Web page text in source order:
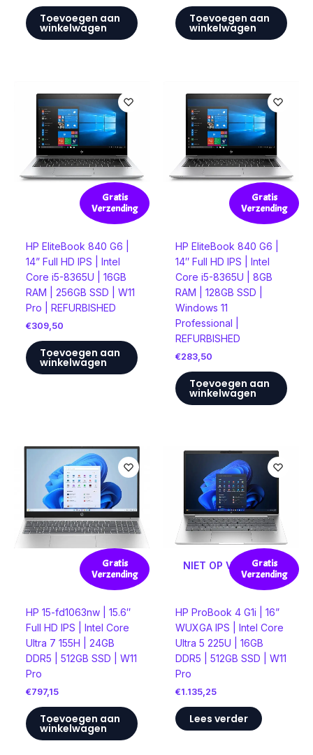
Toevoegen aan
winkelwagen
Toevoegen aan
winkelwagen
Gratis
Verzending
HP EliteBook 840 G6 |
14” Full HD IPS | Intel
Core i5-8365U | 16GB
RAM | 256GB SSD | W11
Pro | REFURBISHED
€309,50
Toevoegen aan
winkelwagen
Gratis
Verzending
HP EliteBook 840 G6 |
14″ Full HD IPS | Intel
Core i5-8365U | 8GB
RAM | 128GB SSD |
Windows 11
Professional |
REFURBISHED
€283,50
Toevoegen aan
winkelwagen
Gratis
Verzending
HP 15-fd1063nw | 15.6″
Full HD IPS | Intel Core
Ultra 7 155H | 24GB
DDR5 | 512GB SSD | W11
Pro
€797,15
Toevoegen aan
winkelwagen
Gratis
Verzending
NIET OP VOORRAAD
HP ProBook 4 G1i | 16”
WUXGA IPS | Intel Core
Ultra 5 225U | 16GB
DDR5 | 512GB SSD | W11
Pro
€1.135,25
Lees verder